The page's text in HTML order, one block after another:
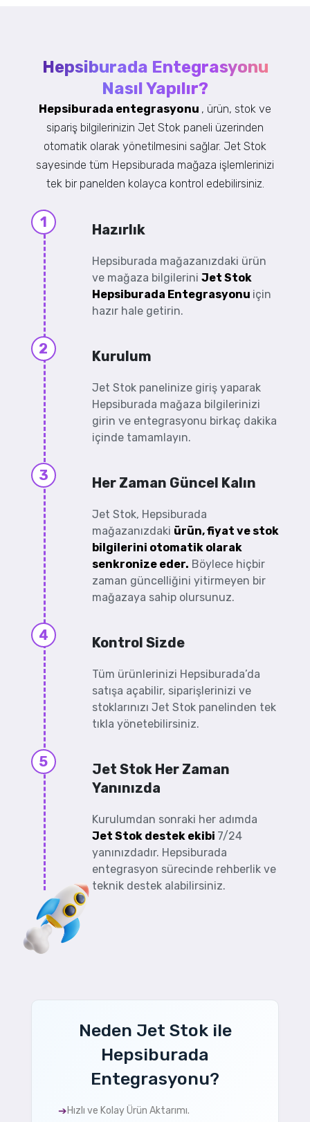
Hepsiburada Entegrasyonu
Nasıl Yapılır?
Hepsiburada entegrasyonu , ürün, stok ve
sipariş bilgilerinizin Jet Stok paneli üzerinden
otomatik olarak yönetilmesini sağlar. Jet Stok
sayesinde tüm Hepsiburada mağaza işlemlerinizi
tek bir panelden kolayca kontrol edebilirsiniz.
1 Hazırlık
Hepsiburada mağazanızdaki ürün
ve mağaza bilgilerini Jet Stok
Hepsiburada Entegrasyonu için
hazır hale getirin.
2 Kurulum
Jet Stok panelinize giriş yaparak
Hepsiburada mağaza bilgilerinizi
girin ve entegrasyonu birkaç dakika
içinde tamamlayın.
3 Her Zaman Güncel Kalın
Jet Stok, Hepsiburada
mağazanızdaki ürün, fiyat ve stok
bilgilerini otomatik olarak
senkronize eder. Böylece hiçbir
zaman güncelliğini yitirmeyen bir
mağazaya sahip olursunuz.
4 Kontrol Sizde
Tüm ürünlerinizi Hepsiburada’da
satışa açabilir, siparişlerinizi ve
stoklarınızı Jet Stok panelinden tek
tıkla yönetebilirsiniz.
5
Jet Stok Her Zaman
Yanınızda
Kurulumdan sonraki her adımda
Jet Stok destek ekibi 7/24
yanınızdadır. Hepsiburada
entegrasyon sürecinde rehberlik ve
teknik destek alabilirsiniz.
Neden Jet Stok ile
Hepsiburada
Entegrasyonu?
Hızlı ve Kolay Ürün Aktarımı.